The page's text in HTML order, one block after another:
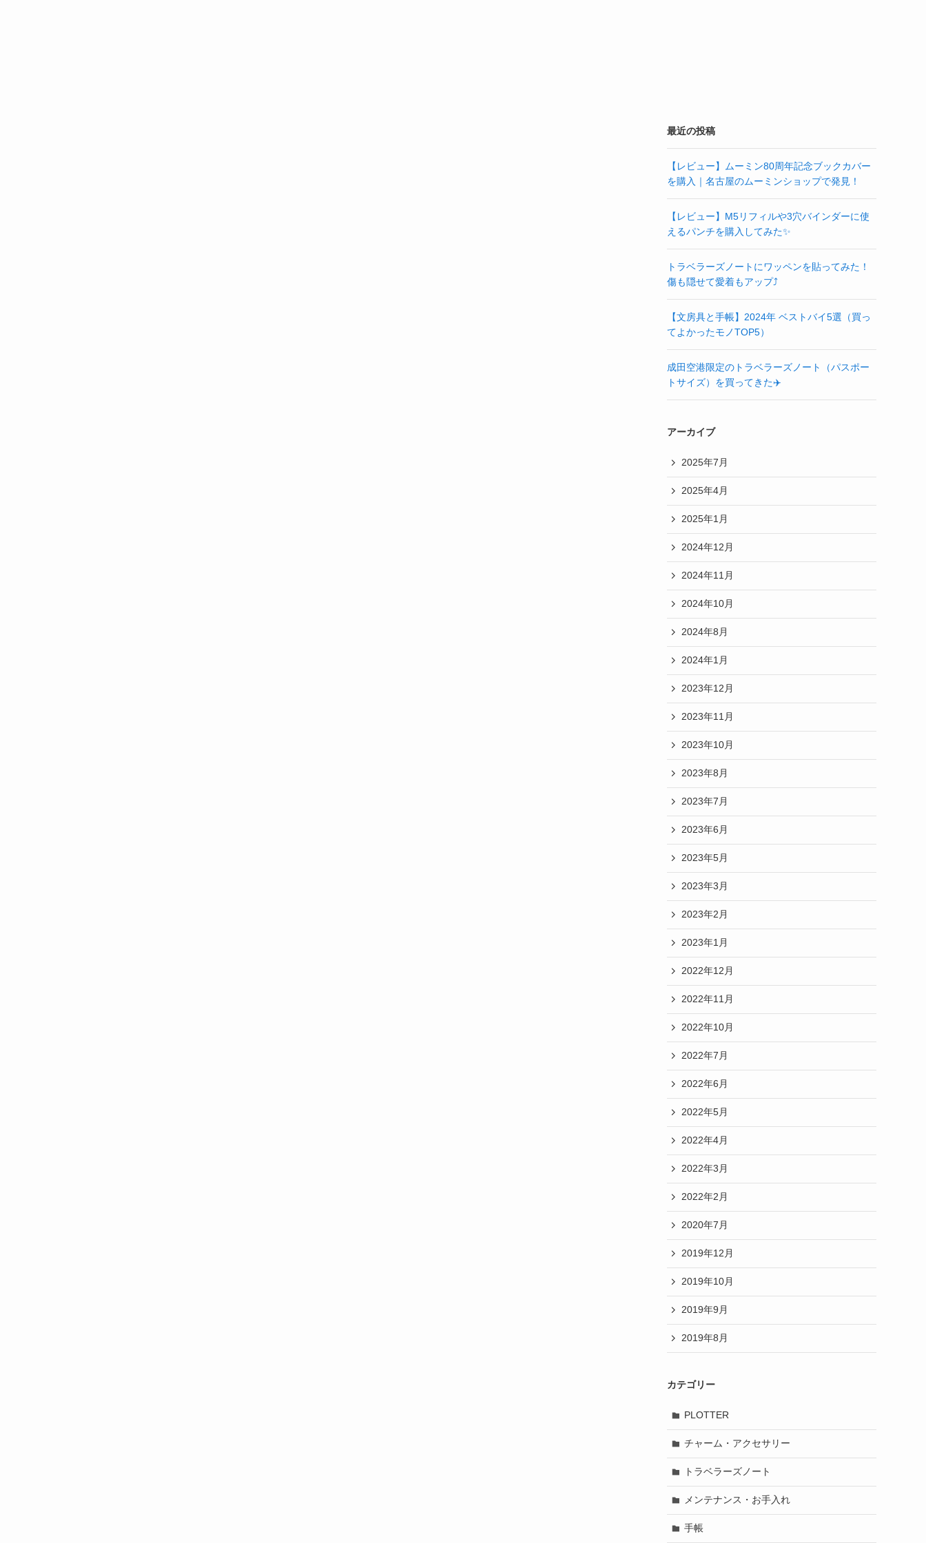
最近の投稿
【レビュー】ムーミン80周年記念ブックカバー
を購入｜名古屋のムーミンショップで発見！
【レビュー】M5リフィルや3穴バインダーに使
えるパンチを購入してみた✨
トラベラーズノートにワッペンを貼ってみた！
傷も隠せて愛着もアップ⤴️
【文房具と手帳】2024年 ベストバイ5選（買っ
てよかったモノTOP5）
成田空港限定のトラベラーズノート（パスポー
トサイズ）を買ってきた✈️
アーカイブ
2025年7月
2025年4月
2025年1月
2024年12月
2024年11月
2024年10月
2024年8月
2024年1月
2023年12月
2023年11月
2023年10月
2023年8月
2023年7月
2023年6月
2023年5月
2023年3月
2023年2月
2023年1月
2022年12月
2022年11月
2022年10月
2022年7月
2022年6月
2022年5月
2022年4月
2022年3月
2022年2月
2020年7月
2019年12月
2019年10月
2019年9月
2019年8月
カテゴリー
PLOTTER
チャーム・アクセサリー
トラベラーズノート
メンテナンス・お手入れ
手帳